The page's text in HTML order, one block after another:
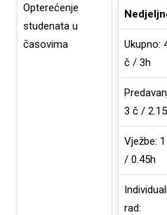
Opterećenje
studenata u
časovima
Ukupno:
č / 3h
3 č /
Vježbe:
/ 0.45h
rad: